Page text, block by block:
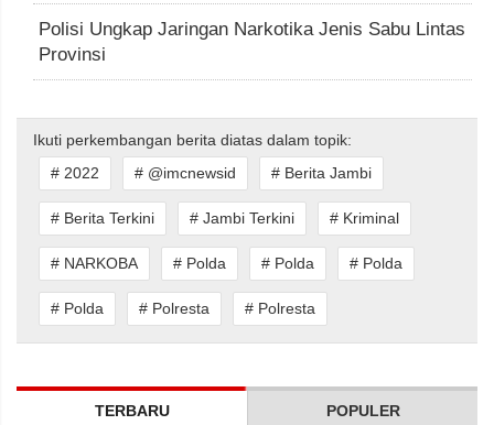
Polisi Ungkap Jaringan Narkotika Jenis Sabu Lintas
Provinsi
Ikuti perkembangan berita diatas dalam topik:
# 2022
# @imcnewsid # Berita Jambi
# Berita Terkini # Jambi Terkini # Kriminal
# NARKOBA # Polda # Polda # Polda
# Polda # Polresta # Polresta
TERBARU POPULER